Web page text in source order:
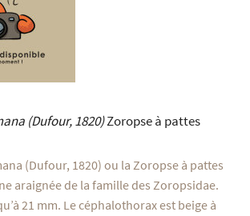
(Dufour, 1820)Zoropse à pattes
(Dufour, 1820) ou la Zoropse à pattes
araignée de la famille des Zoropsidae.
21 mm. Le céphalothorax est beige à